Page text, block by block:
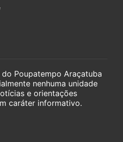
Poupatempo Araçatuba
nenhuma unidade
e orientações
caráter informativo.